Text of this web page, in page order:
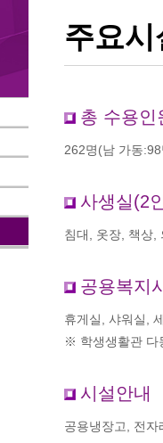
주요시
총 수용인
262명(남 가동
사생실(2
침대, 옷장, 책상,
공용복지
휴게실, 샤워실,
※ 학생생활관 다
시설안내
공용냉장고, 전